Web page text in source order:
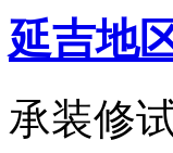
延吉地
承装修